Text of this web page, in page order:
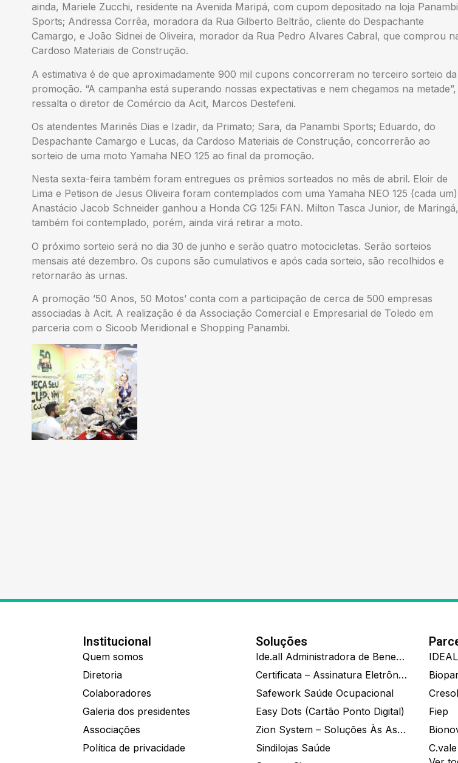
ainda, Mariele Zucchi, residente na Avenida Maripá, com cupom depositado na loja Panambi
Sports; Andressa Corrêa, moradora da Rua Gilberto Beltrão, cliente do Despachante
Camargo, e João Sidnei de Oliveira, morador da Rua Pedro Alvares Cabral, que comprou
Cardoso Materiais de Construção.
A estimativa é de que aproximadamente 900 mil cupons concorreram no terceiro sorteio da
promoção. “A campanha está superando nossas expectativas e nem chegamos na metade”,
ressalta o diretor de Comércio da Acit, Marcos Destefeni.
Os atendentes Marinês Dias e Izadir, da Primato; Sara, da Panambi Sports; Eduardo, do
Despachante Camargo e Lucas, da Cardoso Materiais de Construção, concorrerão ao
sorteio de uma moto Yamaha NEO 125 ao final da promoção.
Nesta sexta-feira também foram entregues os prêmios sorteados no mês de abril. Eloir de
Lima e Petison de Jesus Oliveira foram contemplados com uma Yamaha NEO 125 (cada
Anastácio Jacob Schneider ganhou a Honda CG 125i FAN. Milton Tasca Junior, de Maringá,
também foi contemplado, porém, ainda virá retirar a moto.
O próximo sorteio será no dia 30 de junho e serão quatro motocicletas. Serão sorteios
mensais até dezembro. Os cupons são cumulativos e após cada sorteio, são recolhidos e
retornarão às urnas.
A promoção ’50 Anos, 50 Motos’ conta com a participação de cerca de 500 empresas
associadas à Acit. A realização é da Associação Comercial e Empresarial de Toledo em
parceria com o Sicoob Meridional e Shopping Panambi.
Institucional
Quem somos
Diretoria
Colaboradores
Galeria dos presidentes
Associações
Política de privacidade
Soluções
Ide.all Administradora de Benefícios
Certificata – Assinatura Eletrônica De Documentos
Safework Saúde Ocupacional
Easy Dots (Cartão Ponto Digital)
Zion System – Soluções Às Associações E Empresas
Sindilojas Saúde
Cresol
Fiep
C.vale